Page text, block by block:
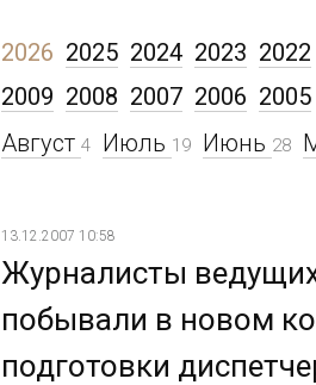
2026
Август 4 Июль 19 Июнь 28
2025 2024 2023 2022
2009 2008 2007 2006 2005
13.12.2007 10:58
Журналисты
побывали в новом
подготовки